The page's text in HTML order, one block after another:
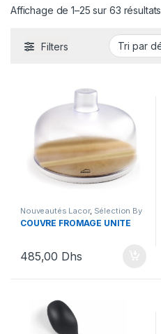
Affichage de 1–25 sur 63 résultats
Filters
Nouveautés Lacor, Sélection By
Ihssane,Ustensiles
COUVRE FROMAGE UNITE
485,00 Dhs